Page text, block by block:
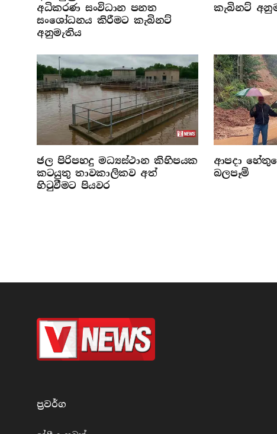
අධිකරණ සංවිධාන පනත
සංශෝධනය කිරීමට කැබිනට්
අනුමැතිය
කැබිනට්
ජල පිරිපහදු මධ්‍යස්ථාන කිහිපයක
කටයුතු තාවකාලිකව අත්
හිටුවීමට පියවර
ආපදා
බලපෑම්
ප්‍රවර්​ග